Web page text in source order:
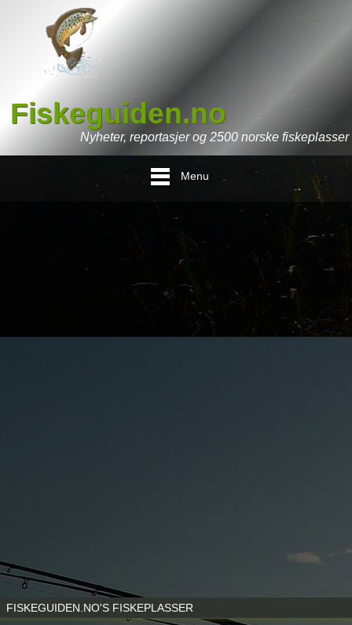
Fiskeguiden.no
Nyheter, reportasjer og 2500 norske fiskeplasser
Menu
FISKEGUIDEN.NO'S FISKEPLASSER